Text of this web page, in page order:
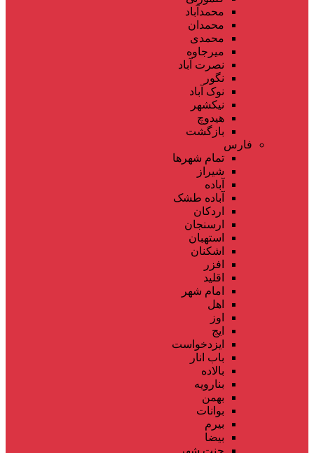
محمدآباد
محمدان
محمدی
میرجاوه
نصرت آباد
نگور
نوک آباد
نیکشهر
هیدوچ
بازگشت
فارس
تمام شهر‌ها
شیراز
آباده
آباده طشک
اردکان
ارسنجان
استهبان
اشکنان
افزر
اقلید
امام شهر
اهل
اوز
ایج
ایزدخواست
باب انار
بالاده
بنارویه
بهمن
بوانات
بیرم
بیضا
جنت شهر